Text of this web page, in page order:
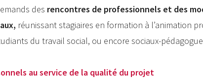
des rencontres de professionnels et des
réunissant stagiaires en formation à l’animation
du travail social, ou encore sociaux-
au service de la qualité du projet